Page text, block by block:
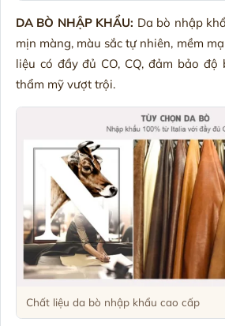
DA BÒ NHẬP KHẨU: Da bò nhập
mịn màng, màu sắc tự nhiên, mềm
liệu có đầy đủ CO, CQ, đảm bảo
thẩm mỹ vượt trội.
Chất liệu da bò nhập khẩu cao cấp